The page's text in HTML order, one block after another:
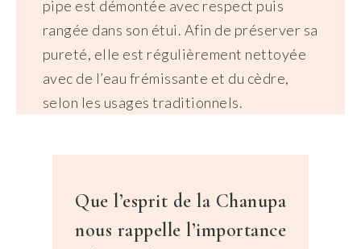
pipe est démontée avec respect puis
rangée dans son étui. Afin de préserver sa
pureté, elle est régulièrement nettoyée
avec de l’eau frémissante et du cèdre,
selon les usages traditionnels.
Que l’esprit de la Chanupa
nous rappelle l’importance